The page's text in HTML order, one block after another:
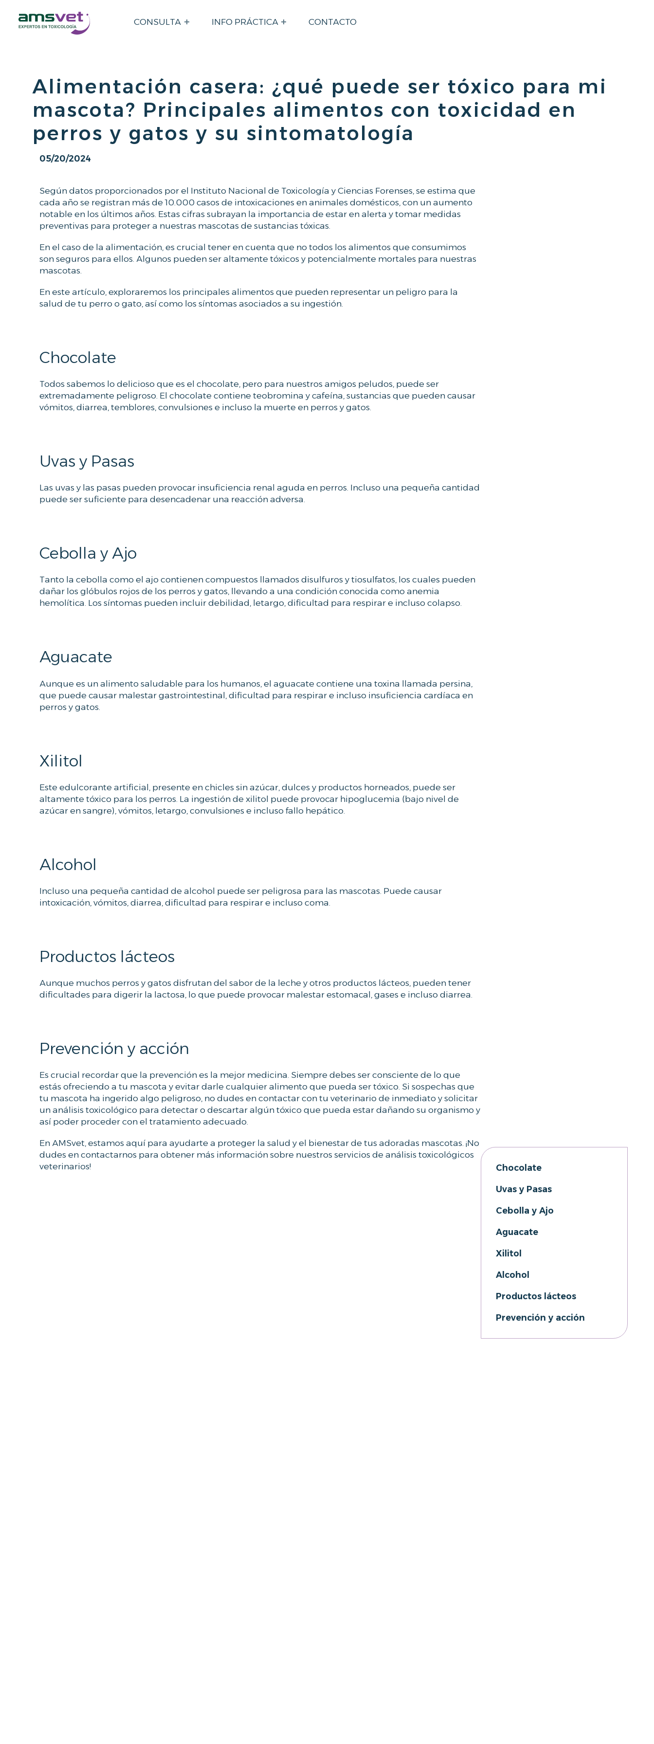
o
i
o
a
E
x
e
r
s
e
x
i
o
l
o
v
e
r
a
CONSULTA INFO PRÁCTICA CONTACTO
Alimentación casera: ¿qué puede ser tóxico para mi
mascota? Principales alimentos con toxicidad en
perros y gatos y su sintomatología
Chocolate
Uvas y Pasas
Cebolla y Ajo
Aguacate
Xilitol
Alcohol
Productos lácteos
Prevención y acción
05/20/2024
u
l
a
G
a
o
Según datos proporcionados por el Instituto Nacional de Toxicología y Ciencias Forenses, se estima que
cada año se registran más de 10.000 casos de intoxicaciones en animales domésticos, con un aumento
notable en los últimos años. Estas cifras subrayan la importancia de estar en alerta y tomar medidas
preventivas para proteger a nuestras mascotas de sustancias tóxicas.
En el caso de la alimentación, es crucial tener en cuenta que no todos los alimentos que consumimos
son seguros para ellos. Algunos pueden ser altamente tóxicos y potencialmente mortales para nuestras
mascotas.
En este artículo, exploraremos los principales alimentos que pueden representar un peligro para la
salud de tu perro o gato, así como los síntomas asociados a su ingestión.
Chocolate
Todos sabemos lo delicioso que es el chocolate, pero para nuestros amigos peludos, puede ser
extremadamente peligroso. El chocolate contiene teobromina y cafeína, sustancias que pueden causar
vómitos, diarrea, temblores, convulsiones e incluso la muerte en perros y gatos.
Uvas y Pasas
Las uvas y las pasas pueden provocar insuficiencia renal aguda en perros. Incluso una pequeña cantidad
puede ser suficiente para desencadenar una reacción adversa.
Cebolla y Ajo
Tanto la cebolla como el ajo contienen compuestos llamados disulfuros y tiosulfatos, los cuales pueden
dañar los glóbulos rojos de los perros y gatos, llevando a una condición conocida como anemia
hemolítica. Los síntomas pueden incluir debilidad, letargo, dificultad para respirar e incluso colapso.
Aguacate
Aunque es un alimento saludable para los humanos, el aguacate contiene una toxina llamada persina,
que puede causar malestar gastrointestinal, dificultad para respirar e incluso insuficiencia cardíaca en
perros y gatos.
Xilitol
Este edulcorante artificial, presente en chicles sin azúcar, dulces y productos horneados, puede ser
altamente tóxico para los perros. La ingestión de xilitol puede provocar hipoglucemia (bajo nivel de
azúcar en sangre), vómitos, letargo, convulsiones e incluso fallo hepático.
Alcohol
Incluso una pequeña cantidad de alcohol puede ser peligrosa para las mascotas. Puede causar
intoxicación, vómitos, diarrea, dificultad para respirar e incluso coma.
Productos lácteos
Aunque muchos perros y gatos disfrutan del sabor de la leche y otros productos lácteos, pueden tener
dificultades para digerir la lactosa, lo que puede provocar malestar estomacal, gases e incluso diarrea.
Prevención y acción
Es crucial recordar que la prevención es la mejor medicina. Siempre debes ser consciente de lo que
estás ofreciendo a tu mascota y evitar darle cualquier alimento que pueda ser tóxico. Si sospechas que
tu mascota ha ingerido algo peligroso, no dudes en contactar con tu veterinario de inmediato y solicitar
un análisis toxicológico para detectar o descartar algún tóxico que pueda estar dañando su organismo y
así poder proceder con el tratamiento adecuado.
En AMSvet, estamos aquí para ayudarte a proteger la salud y el bienestar de tus adoradas mascotas. ¡No
dudes en contactarnos para obtener más información sobre nuestros servicios de análisis toxicológicos
veterinarios!